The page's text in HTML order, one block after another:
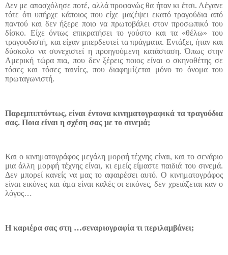
Δεν με απασχόλησε ποτέ, αλλά προφανώς θα ήταν κι έτσι. Λέγανε
τότε ότι υπήρχε κάποιος που είχε μαζέψει εκατό τραγούδια από
παντού και δεν ήξερε ποιο να πρωτοβάλει στον προσωπικό του
δίσκο. Είχε όντως επικρατήσει το γούστο και τα «θέλω» του
τραγουδιστή, και είχαν μπερδευτεί τα πράγματα. Εντάξει, ήταν και
δύσκολο να συνεχιστεί η προηγούμενη κατάσταση. Όπως στην
Αμερική τώρα πια, που δεν ξέρεις ποιος είναι ο σκηνοθέτης σε
τόσες και τόσες ταινίες, που διαφημίζεται μόνο το όνομα του
πρωταγωνιστή.
Παρεμπιπτόντως, είναι έντονα κινηματογραφικά τα τραγούδια
σας. Ποια είναι η σχέση σας με το σινεμά;
Και ο κινηματογράφος μεγάλη μορφή τέχνης είναι, και το σενάριο
μια άλλη μορφή τέχνης είναι, κι εμείς είμαστε παιδιά του σινεμά.
Δεν μπορεί κανείς να μας το αφαιρέσει αυτό. Ο κινηματογράφος
είναι εικόνες και άμα είναι καλές οι εικόνες, δεν χρειάζεται καν ο
λόγος…
Η καριέρα σας στη …σεναριογραφία τι περιλαμβάνει;